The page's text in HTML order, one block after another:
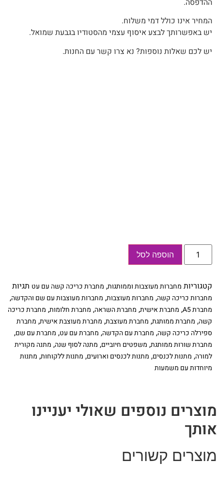
המחיר‭ ‬אינו‭ ‬כולל‭ ‬דמי‭ ‬משלוח‭.‬
יש‭ ‬באפשרותך‭ ‬לבצע‭ ‬איסוף‭ ‬עצמי‭ ‬מהסטודיו‭ ‬בגבעת‭ ‬שמואל‭.‬
יש לכם שאלות נוספות? נא צרו קשר עם החנות.
כמות
מחברת
כריכה
קשה
עם
משפט
השראה
הוספה לסל
קטגוריותמחברות מעוצבות וממותגות,מחברת כריכה קשה עם עט תגיות
מחברות כריכה קשה,מחברות מעוצבות,מחברות מעוצבות עם שם והקדשה,
מחברת A5 ,מחברת אישית,מחברת השראה,מחברת חלומות,מחברת כריכה
קשה,מחברת ממותגת,מחברת מעוצבת,מחברת מעוצבת אישית,מחברת
ספירלה כריכה קשה,מחברת עם הקדשה,מחברת עם עט,מחברת עם שם,
מחברת שורות ממותגת,משפטים חיוביים,מתנה לסוף שנה,מתנה מקורית
למורה,מתנות לכנסים,מתנות לכנסים וארועים,מתנות ללקוחות,מתנות
מיוחדות עם משמעות
נוספים שאולי יעניינו
קשורים